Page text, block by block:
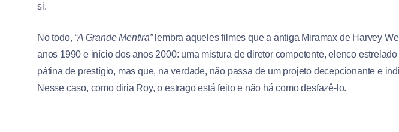
si.
No todo, “A Grande Mentira”lembra aqueles filmes que a antiga Miramax de Harvey
anos 1990 e início dos anos 2000: uma mistura de diretor competente, elenco
pátina de prestígio, mas que, na verdade, não passa de um projeto decepcionante e
Nesse caso, como diria Roy, o estrago está feito e não há como desfazê-lo.